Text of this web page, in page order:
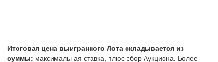
Итоговая цена выигранного Лота складывается из
суммы: максимальная ставка, плюс сбор Аукциона. Более